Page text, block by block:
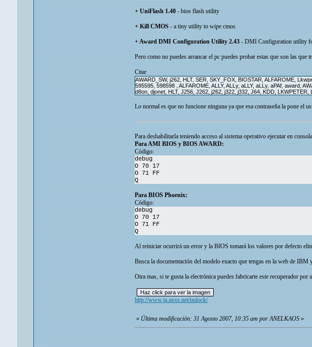
+ UniFlash 1.40- bios flash utility
+ Kill CMOS- a tiny utility to wipe cmos
+ Award DMI Configuration Utility 2.43- DMI Configuration utility
Pero como no puedes arrancar el pc puedes probar estas que son las
Citar
AWARD_SW, j262, HLT, SER, SKY_FOX, BIOSTAR, ALFAROME,
595595, 598598 , ALFAROME, ALLY, ALLy, aLLY, aLLy, aPAf, award,
d8on, djonet, HLT, J256, J262, j262, j322, j332, J64, KDD,
Lo normal es que no funcione ninguna ya que esa contraseña la pone el
Para deshabilitarla teniendo acceso al sistema operativo ejecutar en
Para AMI BIOS y BIOS AWARD:
Código:
debug
O 70 17
O 71 FF
Q
Para BIOS Phoenix:
Código:
debug
O 70 17
O 71 FF
Q
Al reiniciar ocurrirá un error y la BIOS tomará los valores por defecto
Busca la documentación del modelo exacto que tengas en la web de
Otra mas, si te gusta la electrónica puedes fabricarte este recuperador por
http://www.ja.axxs.net/unlock/
«Última modificación: 31 Agosto 2007, 10:35 am por ANELKAOS»